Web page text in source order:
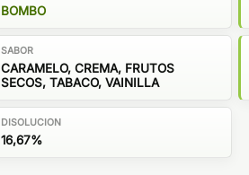
BOMBO
SABOR
CARAMELO, CREMA, FRUTOS
SECOS, TABACO, VAINILLA
DISOLUCION
16,67%